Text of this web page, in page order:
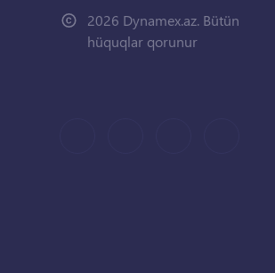
2026 Dynamex.az. Bütün
hüquqlar qorunur